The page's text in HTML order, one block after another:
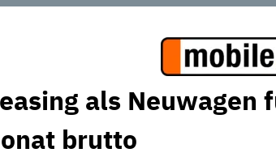
als Neuwagen
brutto